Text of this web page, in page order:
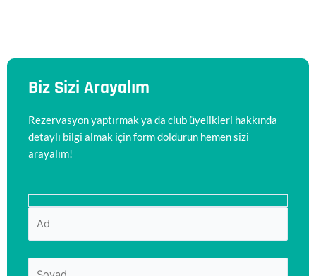
Biz Sizi Arayalım
Rezervasyon yaptırmak ya da club üyelikleri hakkında
detaylı bilgi almak için form doldurun hemen sizi
arayalım!